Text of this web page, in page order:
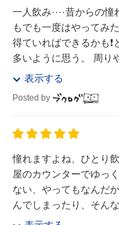
一人飲み····昔からの憧
もでも一度はやってみたい❗ 稲垣さんの言う通り、ルー
得ていればできるかも
多いように思う。 周り
ね。 まずはご近所の居
表示する
Posted by
憧れますよね、ひとり
屋のカウンターでゆっ
ない、やってもなんだ
んでしまったり、そん